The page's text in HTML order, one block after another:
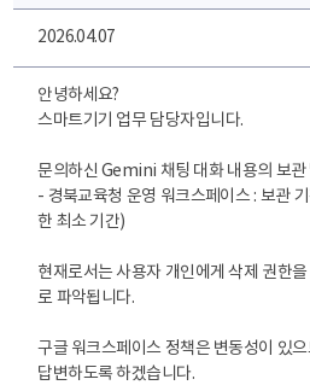
2026.04.07
안녕하세요?
스마트기기 업무 담당자입니다.
문의하신 Gemini 채팅 대화 내용의 보관
- 경북교육청 운영 워크스페이스 : 보관
한 최소 기간)
현재로서는 사용자 개인에게 삭제 권한
로 파악됩니다.
구글 워크스페이스 정책은 변동성이 있
답변하도록 하겠습니다.